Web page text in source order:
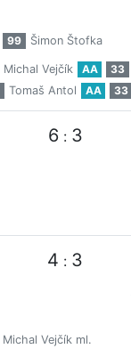
99 Šimon Štofka
Michal Vejčík AA 33
Tomaš Antol AA 33
6 : 3
4 : 3
Michal Vejčík ml.